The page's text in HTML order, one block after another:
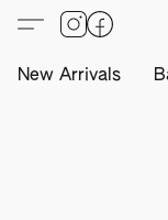
New Arrivals